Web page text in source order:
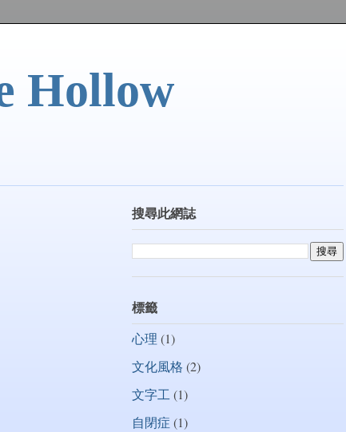
Hollow
搜尋此網誌
標籤
心理 (1)
文化風格 (2)
文字工(1)
自閉症 (1)